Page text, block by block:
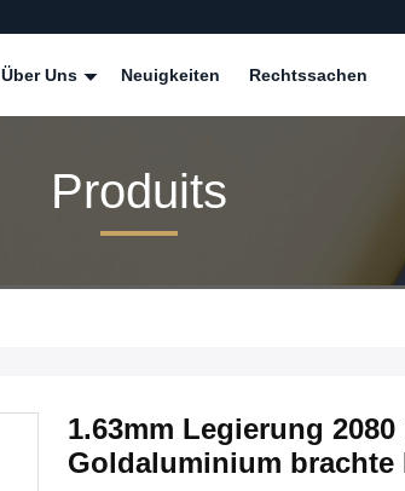
Über Uns Neuigkeiten Rechtssachen
Produits
1.63mm Legierung
Goldaluminium